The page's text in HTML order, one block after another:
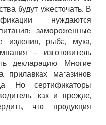
будут ужесточать. В
нуждаются
замороженные
изделия, рыба, мука,
– изготовитель
декларацию. Многие
прилавках магазинов
Но сертификаторы
как и прежде,
что продукция